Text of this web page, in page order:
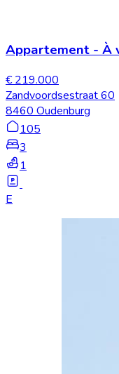
Appartement - À
€ 219.000
Zandvoordsestraat 60
8460 Oudenburg
105
3
1
E